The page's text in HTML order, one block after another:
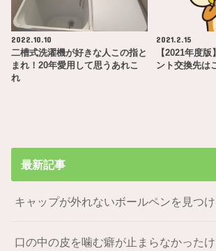
2022.10.10
二槽式洗濯機が好きな人この指と
まれ！20年愛用して思うあれこ
れ
2021.2.15
【2021年度
ント交換先は
最新記事
キャップが外れないボールペンを見つ
口の中の皮を噛む癖が止まらなかった